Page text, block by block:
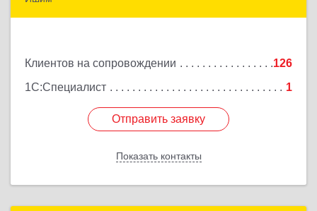
Клиентов на сопровождении
126
1С:Специалист
1
Отправить заявку
Показать контакты
Подробнее
Отправить заявку
Назад